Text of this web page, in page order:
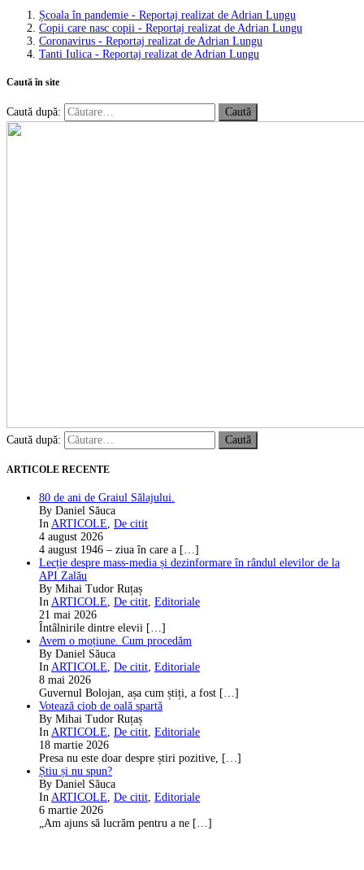
Școala în pandemie - Reportaj realizat de Adrian Lungu
Copii care nasc copii - Reportaj realizat de Adrian Lungu
Coronavirus - Reportaj realizat de Adrian Lungu
Tanti Iulica - Reportaj realizat de Adrian Lungu
Caută în site
Caută după:
Caută după:
ARTICOLE RECENTE
80 de ani de Graiul Sălajului.
By Daniel Săuca
In ARTICOLE De citit
4 august 2026
4 august 1946 – ziua în care a […]
Lecție despre mass-media și dezinformare în rândul elevilor de la
API Zalău
By Mihai Tudor Ruțaș
In ARTICOLE De citit Editoriale
21 mai 2026
Întâlnirile dintre elevii […]
Avem o moțiune. Cum procedăm
By Daniel Săuca
In ARTICOLE De citit Editoriale
8 mai 2026
Guvernul Bolojan, așa cum știți, a fost […]
Votează ciob de oală spartă
By Mihai Tudor Ruțaș
In ARTICOLE De citit Editoriale
18 martie 2026
Presa nu este doar despre știri pozitive,
[…]
Știu și nu spun?
By Daniel Săuca
In ARTICOLE De citit Editoriale
6 martie 2026
„Am ajuns să lucrăm pentru a ne […]